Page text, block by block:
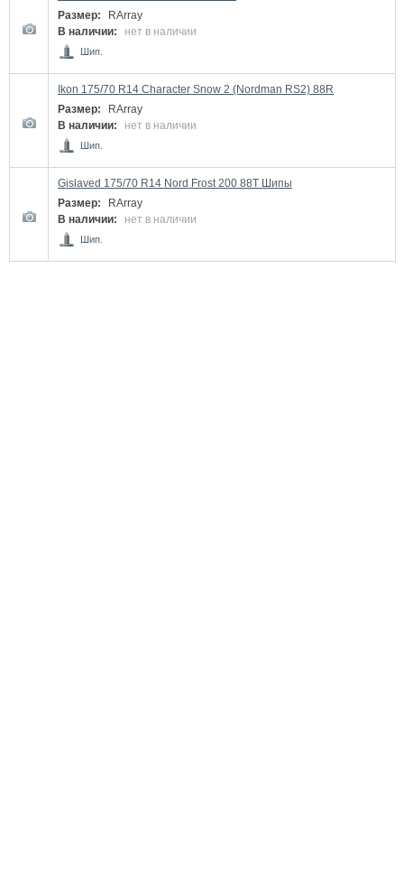
Размер:
RArray
В наличии:
нет в наличии
Шип.
Ikon 175/70 R14 Character Snow 2 (Nordman RS2) 88R
Размер:
RArray
В наличии:
нет в наличии
Шип.
Gislaved 175/70 R14 Nord Frost 200 88T Шипы
Размер:
RArray
В наличии:
нет в наличии
Шип.